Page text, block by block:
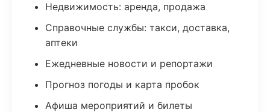
Недвижимость: аренда, продажа
Справочные службы: такси, доставка,
аптеки
Ежедневные новости и репортажи
Прогноз погоды и карта пробок
Афиша мероприятий и билеты